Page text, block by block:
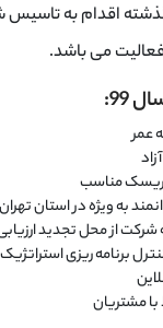
اقدام به
می باشد.
99:
عمر
ریسک مناسب
به ویژه در استان تهران
از محل تجدید
برنامه ریزی
مشتریان